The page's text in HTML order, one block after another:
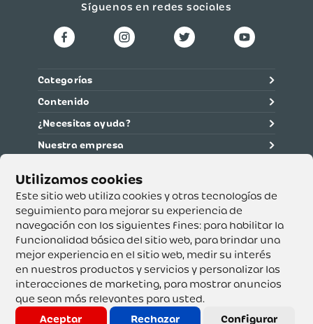
Este sitio web utiliza cookies y otras tecnologías de
seguimiento para mejorar su experiencia de
navegación con los siguientes fines: para habilitar la
funcionalidad básica del sitio web, para brindar una
mejor experiencia en el sitio web, medir su interés
en nuestros productos y servicios y personalizar las
interacciones de marketing, para mostrar anuncios
que sean más relevantes para usted.
Aceptar
Rechazar Configurar
Síguenos en redes sociales
Categorías
Contenido
¿Necesitas ayuda?
Nuestra empresa
Supertiendas y Drogería Olímpica S.A. - Nit 890.107.487 -
Dirección de notificación: Calle 53 No. 46-192 local 3-01
Teléfono: 3232540999 - Correo:
servicioalcliente@olimpica.com.co
Copyright o Actualización 2023 OLÍMPICA S.A. Derechos
Reservados.